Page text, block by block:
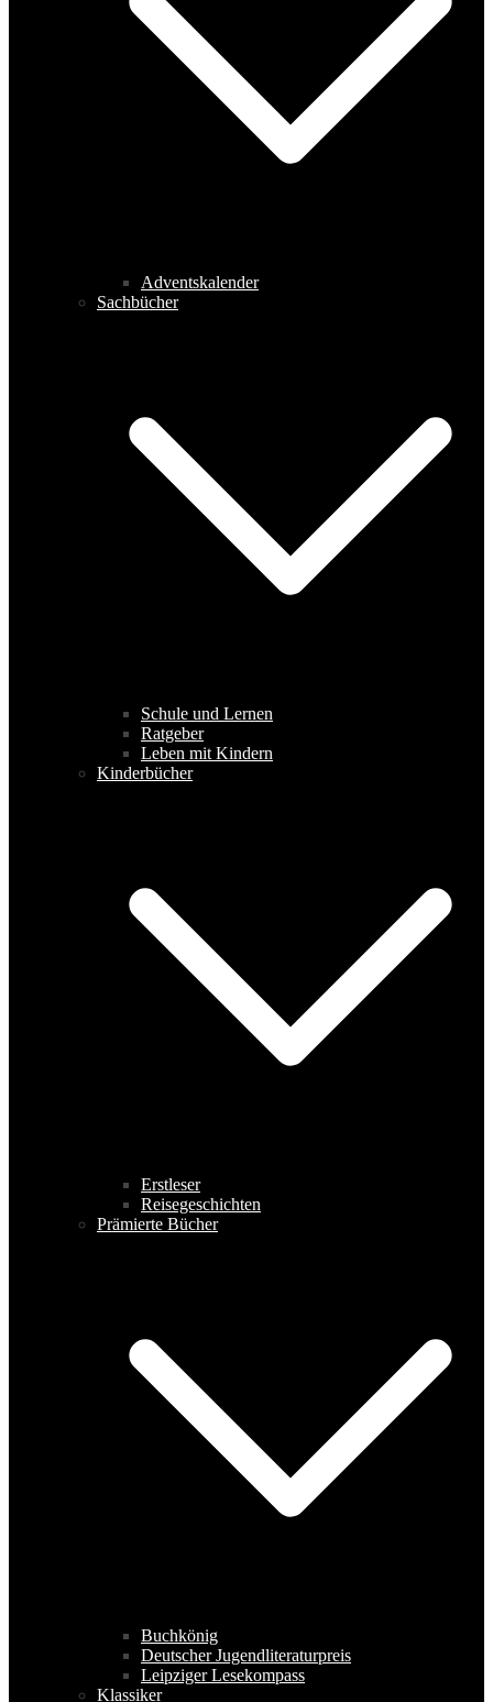
Adventskalender
Sachbücher
Schule und Lernen
Ratgeber
Leben mit Kindern
Kinderbücher
Erstleser
Reisegeschichten
Prämierte Bücher
Buchkönig
Deutscher Jugendliteraturpreis
Leipziger Lesekompass
Klassiker